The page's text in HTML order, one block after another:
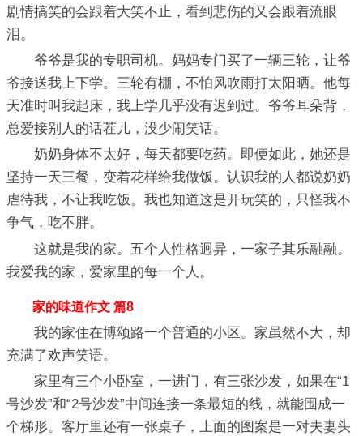
剧情搞笑的会跟着大笑不止，看到悲伤的又会跟着流眼
泪。
爷爷是我的专职司机。妈妈专门买了一辆三轮，让爷
爷接送我上下学。三轮有棚，不怕风吹雨打太阳晒。他每
天准时叫我起床，我上学几乎没有迟到过。爷爷耳朵背，
总爱接别人的话茬儿，没少闹笑话。
奶奶身体不太好，每天都要吃药。即便如此，她还是
坚持一天三餐，变着花样给我做饭。认识我的人都说奶奶
虐待我，不让我吃饭。我也知道这是开玩笑的，只怪我不
争气，吃不胖。
这就是我的家。五个人性格迥异，一家子其乐融融。
我爱我的家，爱家里的每一个人。
家的味道作文 篇8
我的家住在博颂路一个普通的小区。家虽然不大，却
充满了欢声笑语。
家里有三个小卧室，一进门，有三张沙发，如果在“1
号沙发”和“2号沙发”中间连接一条最短的线，就能围成一
个梯形。客厅里还有一张桌子，上面的图案是一对夫妻头